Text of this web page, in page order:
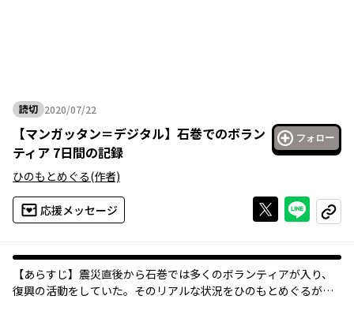
読切 2020/07/22
2020年07月22日
【マンガッタン＝デジタル】 石巻でのボラン
ティア 7日間の記録
フォロー
ひのもとめぐる(作者)
応援メッセージ Xで投稿する
ライン
コピー
【あらすじ】震災直後から石巻では多くのボランティアが入り、
復興の活動をしていた。そのリアルな状況をひのもとめぐるが漫